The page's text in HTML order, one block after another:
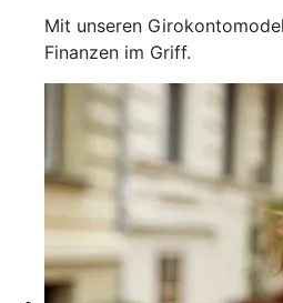
Mit unseren
Finanzen im Griff.